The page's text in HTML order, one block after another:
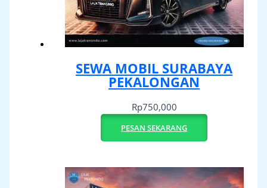
SEWA MOBIL SURABAYA
PEKALONGAN
Rp750,000
PESAN SEKARANG